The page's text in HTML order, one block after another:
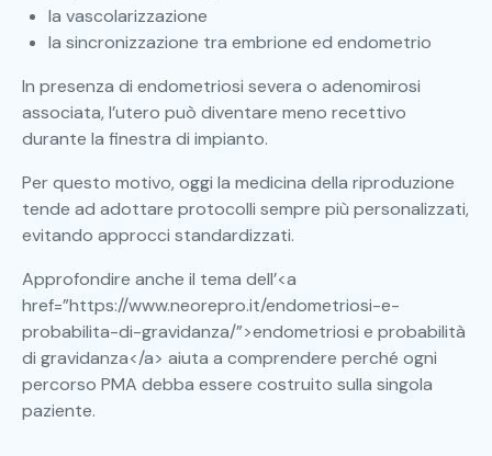
la vascolarizzazione
la sincronizzazione tra embrione ed endometrio
In presenza di endometriosi severa o adenomirosi
associata, l’utero può diventare meno recettivo
durante la finestra di impianto.
Per questo motivo, oggi la medicina della riproduzione
tende ad adottare protocolli sempre più personalizzati,
evitando approcci standardizzati.
Approfondire anche il tema dell’<a
href=”https://www.neorepro.it/endometriosi-e-
probabilita-di-gravidanza/”>endometriosi e probabilità
di gravidanza</a> aiuta a comprendere perché ogni
percorso PMA debba essere costruito sulla singola
paziente.